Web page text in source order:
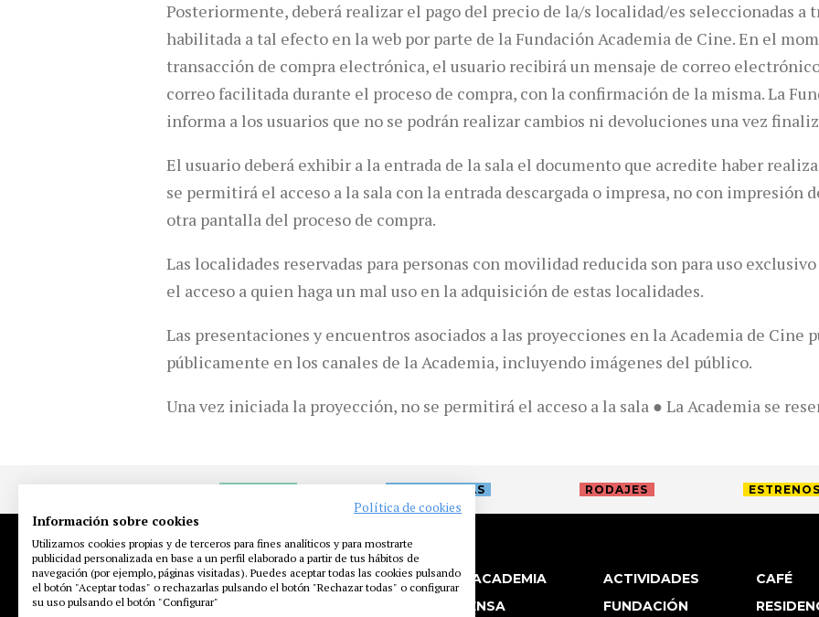
Posteriormente, deberá realizar el pago del precio de la/s localidad/es seleccionadas a
habilitada a tal efecto en la web por parte de la Fundación Academia de Cine. En el
transacción de compra electrónica, el usuario recibirá un mensaje de correo
correo facilitada durante el proceso de compra, con la confirmación de la misma. La
informa a los usuarios que no se podrán realizar cambios ni devoluciones una vez
El usuario deberá exhibir a la entrada de la sala el documento que acredite haber
se permitirá el acceso a la sala con la entrada descargada o impresa, no con impresión
otra pantalla del proceso de compra.
Las localidades reservadas para personas con movilidad reducida son para uso
el acceso a quien haga un mal uso en la adquisición de estas localidades.
Las presentaciones y encuentros asociados a las proyecciones en la Academia de Cine
públicamente en los canales de la Academia, incluyendo imágenes del público.
Una vez iniciada la proyección, no se permitirá el acceso a la sala ● La Academia se
ENTREVISTAS RODAJES ESTRENOS
LA ACADEMIA ACTIVIDADES CAFÉ
PRENSA
FUNDACIÓN
Política de cookies
Información sobre cookies
Utilizamos cookies propias y de terceros para fines analíticos y para mostrarte
publicidad personalizada en base a un perfil elaborado a partir de tus hábitos de
navegación (por ejemplo, páginas visitadas). Puedes aceptar todas las cookies pulsando
el botón "Aceptar todas" o rechazarlas pulsando el botón "Rechazar todas" o configurar
su uso pulsando el botón "Configurar"